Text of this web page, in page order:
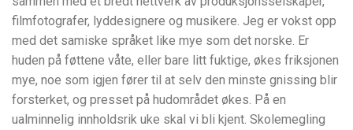
filmfotografer, lyddesignere og musikere. Jeg er vokst opp
med det samiske språket like mye som det norske. Er
huden på føttene våte, eller bare litt fuktige, økes friksjonen
mye, noe som igjen fører til at selv den minste gnissing blir
forsterket, og presset på hudområdet økes. På en
ualminnelig innholdsrik uke skal vi bli kjent. Skolemegling